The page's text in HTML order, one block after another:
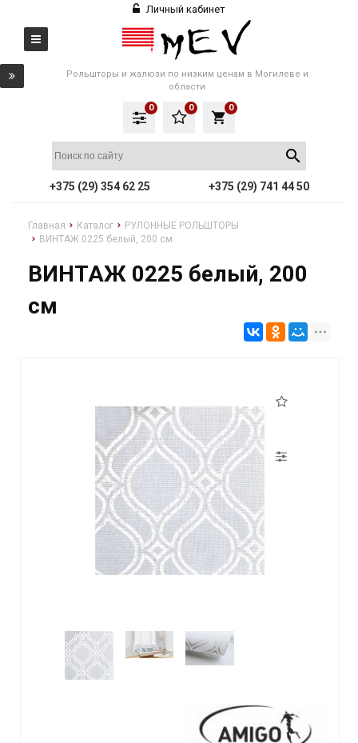
Личный кабинет
Рольшторы и жалюзи по низким ценам в Могилеве и
области
local_grocery_store
0
0
0
+375 (29) 354 62 25 +375 (29) 741 44 50
Главная Каталог
РУЛОННЫЕ РОЛЬШТОРЫ
ВИНТАЖ 0225 белый, 200 см
ВИНТАЖ 0225 белый, 200
см